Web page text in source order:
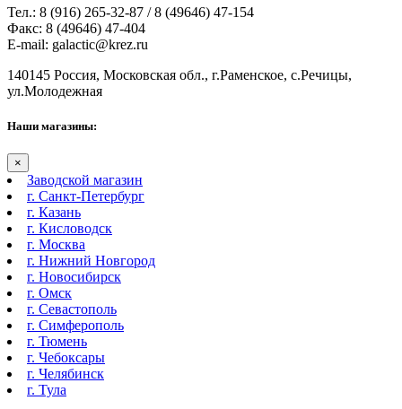
Тел.: 8 (916) 265-32-87 / 8 (49646) 47-154
Факс: 8 (49646) 47-404
E-mail: galactic@krez.ru
140145 Россия, Московская обл., г.Раменское, с.Речицы,
ул.Молодежная
Наши магазины:
×
Заводской магазин
г. Санкт-Петербург
г. Казань
г. Кисловодск
г. Москва
г. Нижний Новгород
г. Новосибирск
г. Омск
г. Севастополь
г. Симферополь
г. Тюмень
г. Чебоксары
г. Челябинск
г. Тула